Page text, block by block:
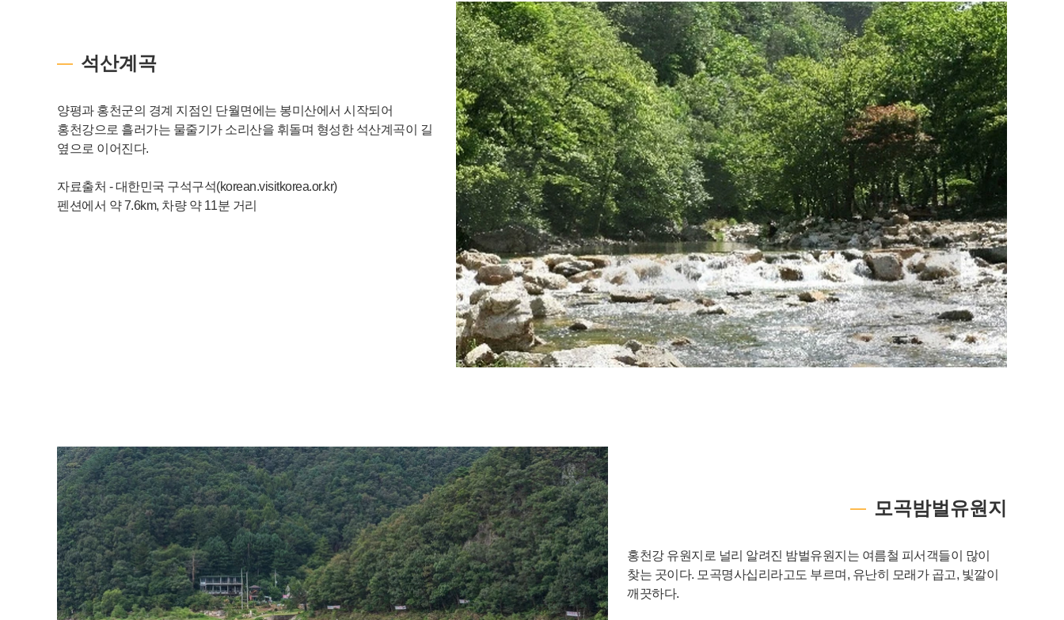
석산계곡
양평과 홍천군의 경계 지점인 단월면에는 봉미산에서 시작되어
홍천강으로 흘러가는 물줄기가 소리산을 휘돌며 형성한 석산계곡이 길
옆으로 이어진다.
자료출처 - 대한민국 구석구석(korean.visitkorea.or.kr)
펜션에서 약 7.6km, 차량 약 11분 거리
모곡밤벌유원지
홍천강 유원지로 널리 알려진 밤벌유원지는 여름철 피서객들이 많이
찾는 곳이다. 모곡명사십리라고도 부르며, 유난히 모래가 곱고, 빛깔이
깨끗하다.